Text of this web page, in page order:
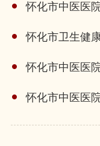
怀化市中医医
怀化市卫生健
怀化市中医医
怀化市中医医